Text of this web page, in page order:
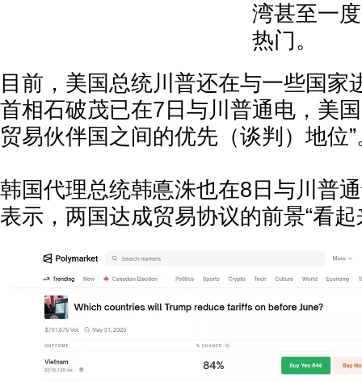
湾甚至一
热门。
目前，美国总统川普还在与一些国家
首相石破茂已在7日与川普通电，美
贸易伙伴国之间的优先（谈判）地位”
韩国代理总统韩悳洙也在8日与川普
表示，两国达成贸易协议的前景“看起